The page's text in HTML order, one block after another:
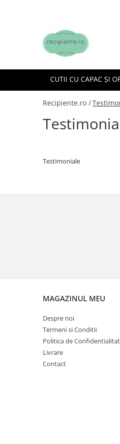
CUTII CU CAPAC ȘI
Recipiente.ro /
Testimoniale
MAGAZINUL MEU
Despre noi
Termeni si Conditii
Politica de
Livrare
Contact